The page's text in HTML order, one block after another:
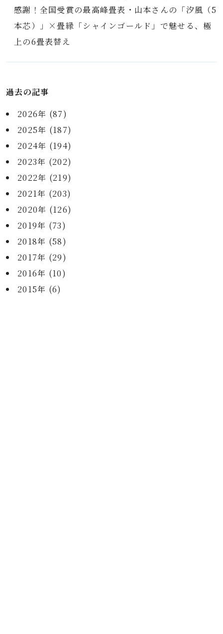
感謝！全国受賞の最高峰畳表・山本さんの「汐風（5
本芯）」×畳縁「シャインゴールド」で魅せる、極
上の6畳表替え
過去の記事
2026年 (87)
2025年 (187)
2024年 (194)
2023年 (202)
2022年 (219)
2021年 (203)
2020年 (126)
2019年 (73)
2018年 (58)
2017年 (29)
2016年 (10)
2015年 (6)